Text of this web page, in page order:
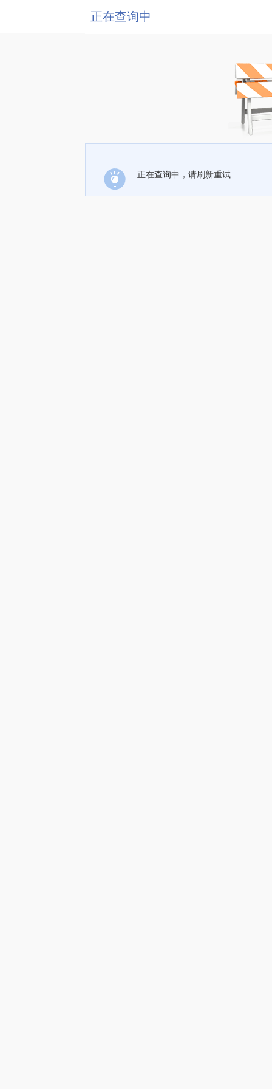
正在查询中
正在查询中，请刷新重试